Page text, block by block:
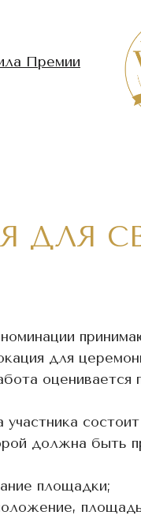
Премии
ДЛЯ
для
оценивается
участника
должна быть
площадки;